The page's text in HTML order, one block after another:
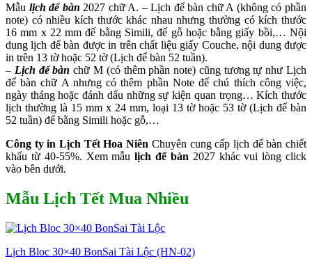
Mẫu lịch để bàn 2027 chữ A. – Lịch để bàn chữ A (không có phần
note) có nhiều kích thước khác nhau nhưng thường có kích thước
16 mm x 22 mm đế bằng Simili, đế gỗ hoặc bằng giấy bồi,… Nội
dung lịch để bàn được in trên chất liệu giấy Couche, nội dung được
in trên 13 tờ hoặc 52 tờ (Lịch để bàn 52 tuần).
– Lịch để bàn chữ M (có thêm phần note) cũng tương tự như Lịch
để bàn chữ A nhưng có thêm phần Note để chú thích công việc,
ngày tháng hoặc đánh dấu những sự kiện quan trọng… Kích thước
lịch thường là 15 mm x 24 mm, loại 13 tờ hoặc 53 tờ (Lịch để bàn
52 tuần) đế bằng Simili hoặc gỗ,…
Công ty in Lịch Tết Hoa Niên Chuyên cung cấp lịch để bàn chiết
khấu từ 40-55%. Xem mẫulịch để bàn 2027 khác vui lòng click
vào bên dưới.
Mẫu Lịch Tết Mua Nhiều
Lịch Bloc 30×40 BonSai Tài Lộc (HN-02)